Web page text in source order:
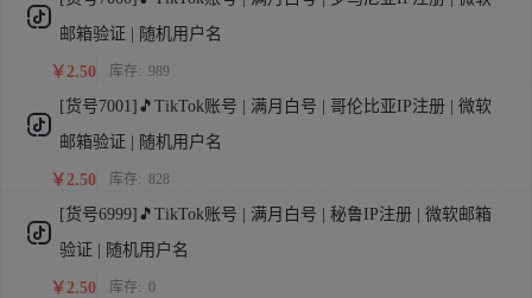
邮箱验证 | 随机用户名
￥2.50 库存: 989
[货号7001]🎵TikTok账号 | 满月白号 | 哥伦比亚IP注册 | 微软
邮箱验证 | 随机用户名
￥2.50 库存: 828
[货号6999]🎵TikTok账号 | 满月白号 | 秘鲁IP注册 | 微软邮箱
验证 | 随机用户名
￥2.50 库存: 0